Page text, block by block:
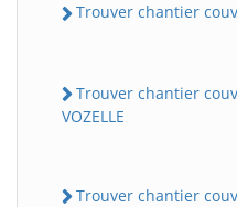
Trouver chantier
Trouver chantier
VOZELLE
Trouver chantier